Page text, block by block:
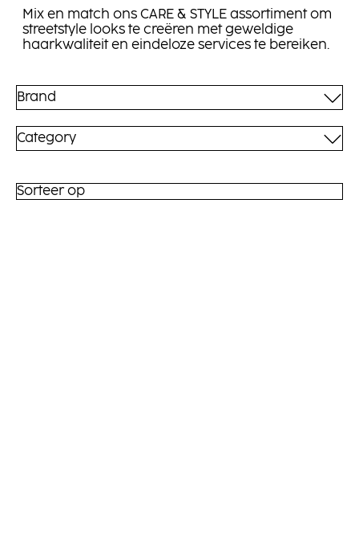
Mix en match ons CARE & STYLE assortiment om
streetstyle looks te creëren met geweldige
haarkwaliteit en eindeloze services te bereiken.
Brand
Category
Sorteer op